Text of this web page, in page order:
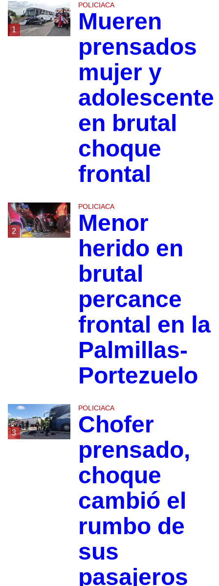
1
POLICIACA
Mueren
prensados
mujer y
adolescente
en brutal
choque
frontal
2
POLICIACA
Menor
herido en
brutal
percance
frontal en la
Palmillas-
Portezuelo
3
POLICIACA
Chofer
prensado,
choque
cambió el
rumbo de
sus
pasajeros